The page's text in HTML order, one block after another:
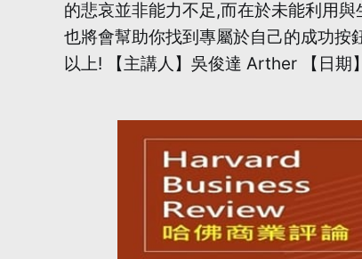
的悲哀並非能力不足,而在於未能利用
也將會幫助你找到專屬於自己的成功
以上! 【主講人】吳俊達 Arther 【日